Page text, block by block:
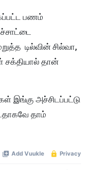
பணம்
டில்வின் சில்வா,
சக்தியால் தான்
அச்சிடப்பட்டு
தாம்